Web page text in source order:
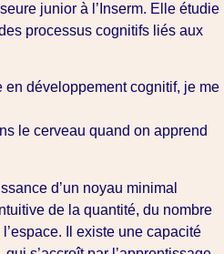
junior à l’Inserm. Elle étudie
processus cognitifs liés aux
en développement cognitif, je me
le cerveau quand on apprend
d’un noyau minimal
de la quantité, du nombre
Il existe une capacité